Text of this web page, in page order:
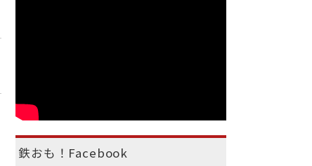
鉄おも！Facebook